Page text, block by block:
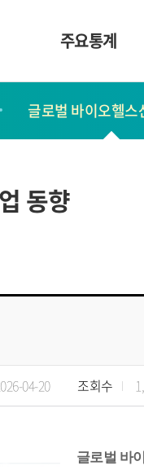
주요통계
글로벌 바이오헬스
동향
04-20 조회수
글로벌 바